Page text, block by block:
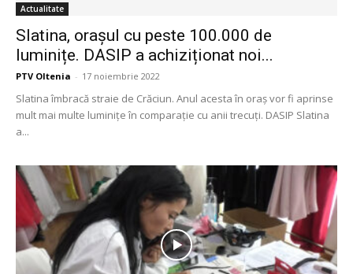
Actualitate
Slatina, orașul cu peste 100.000 de
luminițe. DASIP a achiziționat noi...
PTV Oltenia - 17 noiembrie 2022
Slatina îmbracă straie de Crăciun. Anul acesta în oraș vor fi aprinse
mult mai multe luminițe în comparație cu anii trecuți. DASIP Slatina
a...